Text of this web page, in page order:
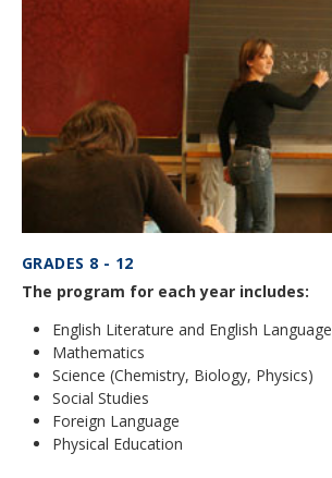
Sports et arts
Programmes à la carte
Apply
FAQ
Inscriptions
FAQ
Inscriptions
FAQ
IE PROGRAMME
Mission et valeur pédagogique
Vie scolaire
Atmosphère en classe
Hébergement
Notre Restaurant
Sécurité
Monte Rosa… Et après?
A propos de nous
Actualités
Galeries
Campus
Cours de vacances d'été
Cours de vacances d'hiver
Graduation
Offres d'emploi
Liens
Virtual tour
GRADES 8 - 12
The program for each year includes:
English Literature and English Language
Mathematics
Science (Chemistry, Biology, Physics)
Social Studies
Foreign Language
Physical Education